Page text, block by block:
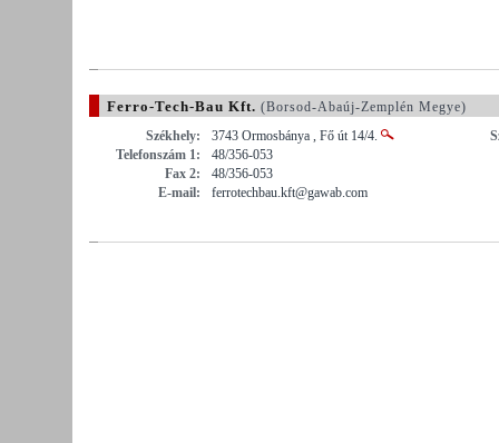
Ferro-Tech-Bau Kft. (Borsod-Abaúj-Zemplén Megye)
Székhely:
3743 Ormosbánya , Fő út 14/4.
Telefonszám 1:
48/356-053
Fax 2:
48/356-053
E-mail:
ferrotechbau.kft@gawab.com